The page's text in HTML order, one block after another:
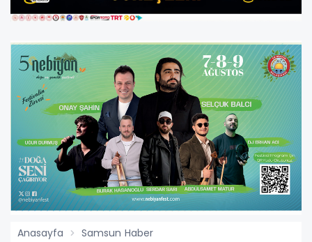
Anasayfa Samsun Haber